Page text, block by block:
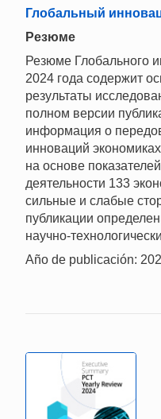
Глобальный
Резюме
Резюме Глобального
2024 года содержит
результаты
полном версии
информация о
инноваций
на основе
деятельности 133
сильные и слабые
публикации
научно-
Año de publicación: